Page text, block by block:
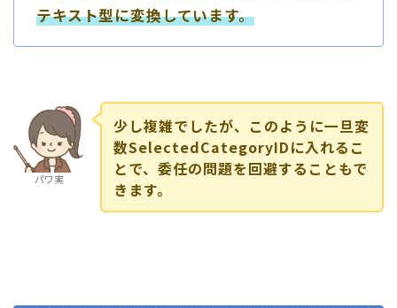
テキスト型に変換しています。
パワ実
少し複雑でしたが、このように一旦変
数SelectedCategoryIDに入れるこ
とで、委任の問題を回避することもで
きます。